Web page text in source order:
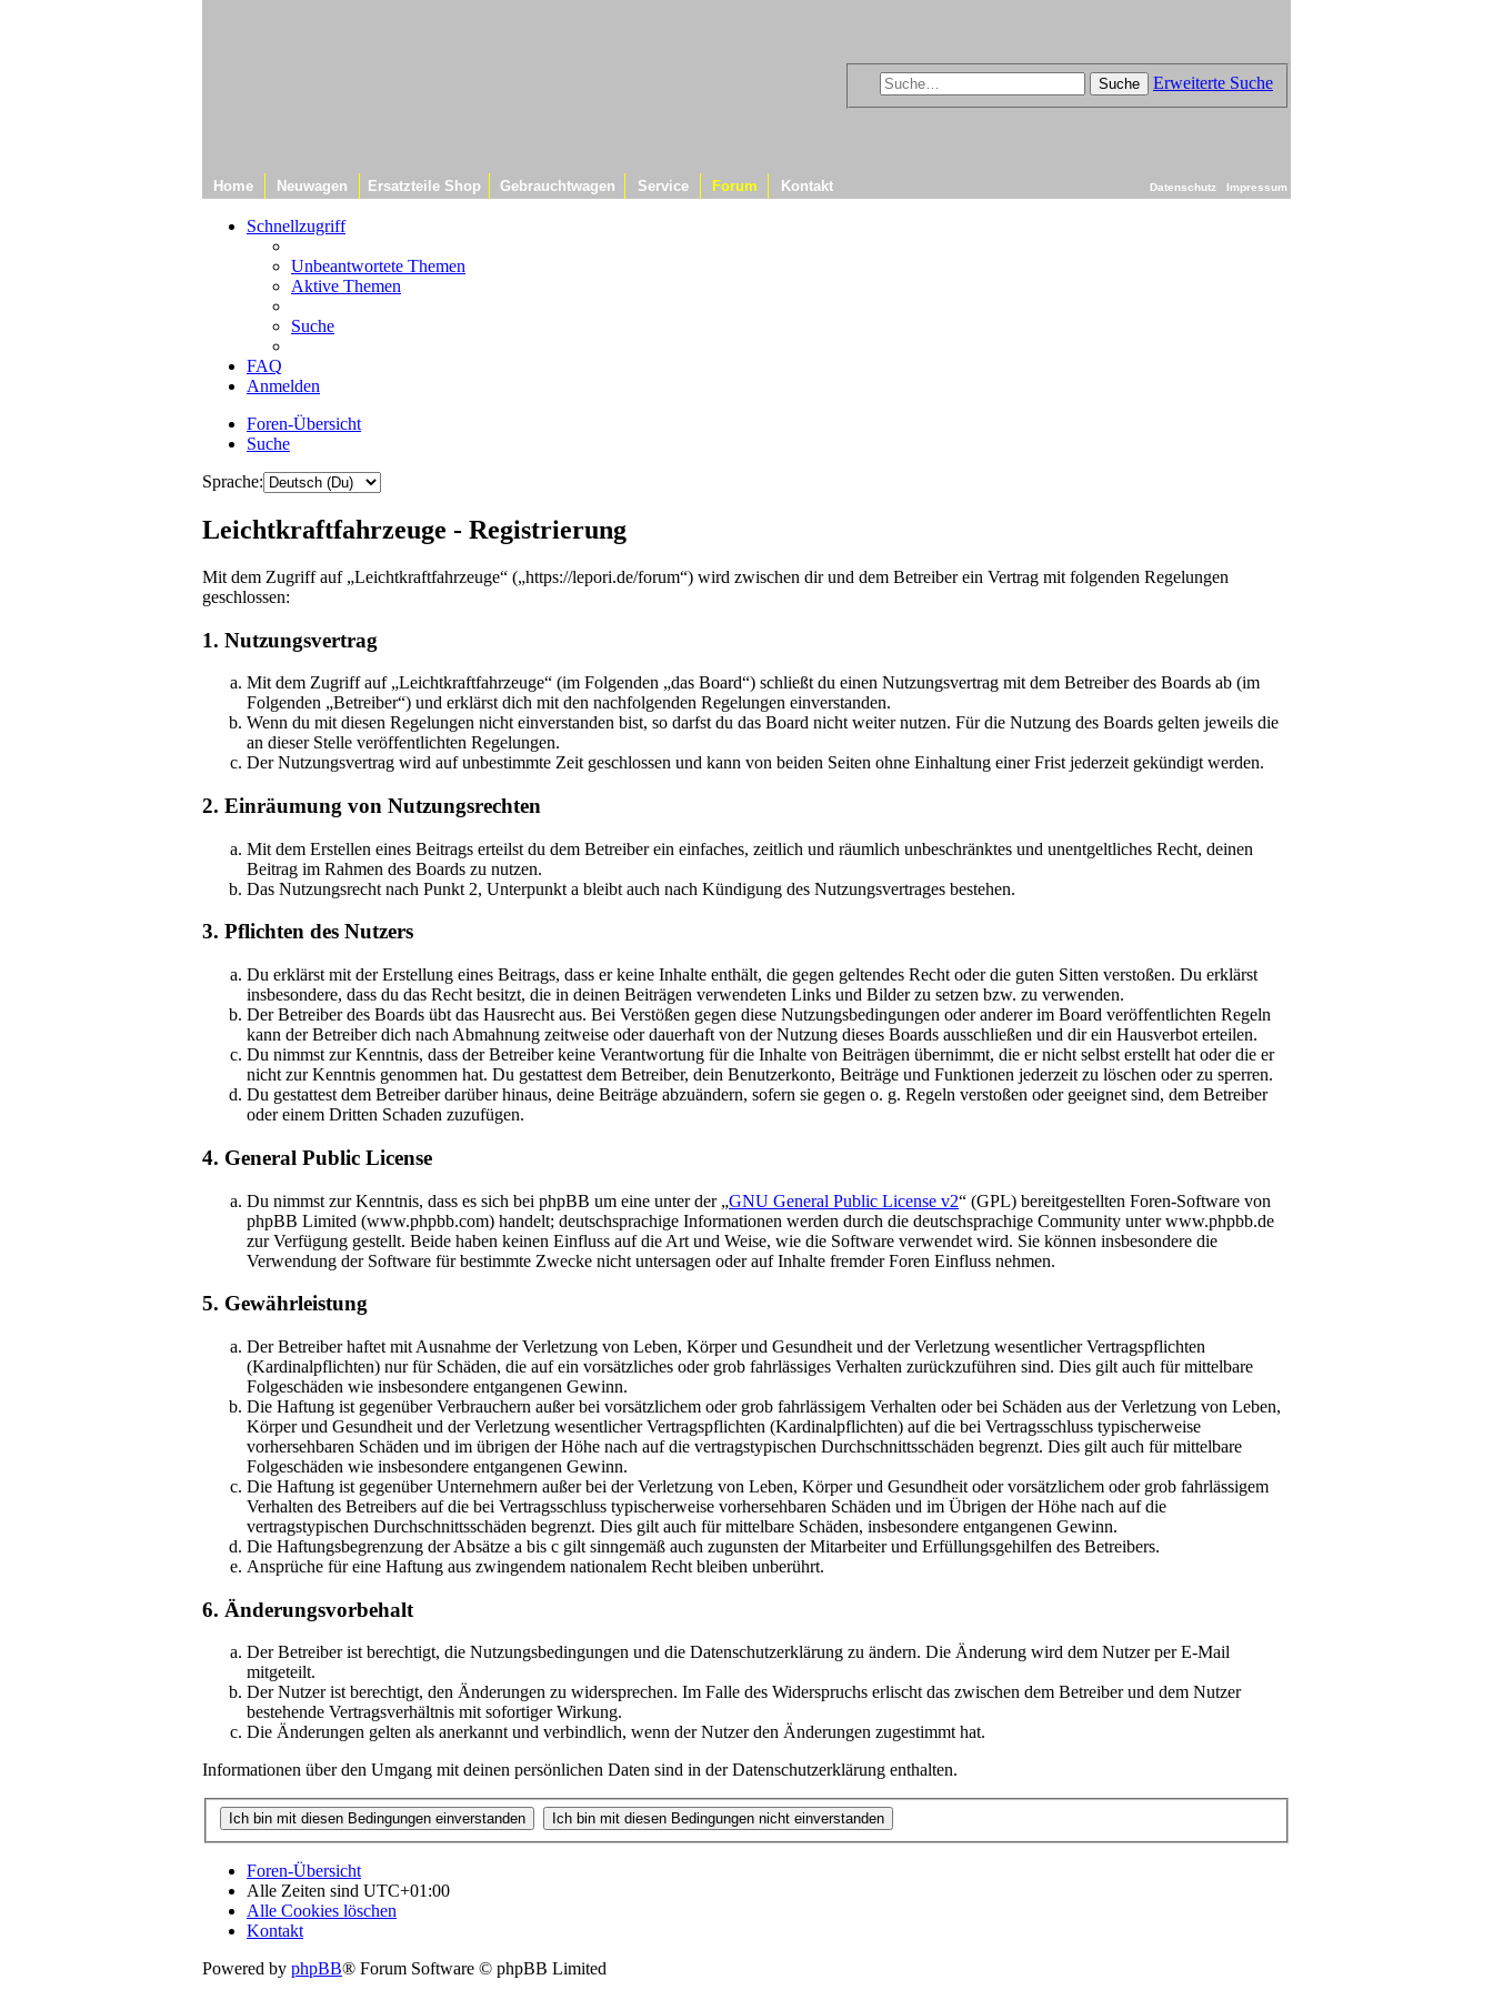
Suche Erweiterte Suche
Home Neuwagen Ersatzteile Shop Gebrauchtwagen Service Forum Kontakt Datenschutz Impressum
Schnellzugriff
Unbeantwortete Themen
Aktive Themen
Suche
FAQ
Anmelden
Foren-Übersicht
Suche
Sprache:
Leichtkraftfahrzeuge - Registrierung
Mit dem Zugriff auf „Leichtkraftfahrzeuge“ („https://lepori.de/forum“) wird zwischen dir und dem Betreiber ein Vertrag mit folgenden Regelungen
geschlossen:
1. Nutzungsvertrag
Mit dem Zugriff auf „Leichtkraftfahrzeuge“ (im Folgenden „das Board“) schließt du einen Nutzungsvertrag mit dem Betreiber des Boards ab (im
Folgenden „Betreiber“) und erklärst dich mit den nachfolgenden Regelungen einverstanden.
Wenn du mit diesen Regelungen nicht einverstanden bist, so darfst du das Board nicht weiter nutzen. Für die Nutzung des Boards gelten jeweils die
an dieser Stelle veröffentlichten Regelungen.
Der Nutzungsvertrag wird auf unbestimmte Zeit geschlossen und kann von beiden Seiten ohne Einhaltung einer Frist jederzeit gekündigt werden.
2. Einräumung von Nutzungsrechten
Mit dem Erstellen eines Beitrags erteilst du dem Betreiber ein einfaches, zeitlich und räumlich unbeschränktes und unentgeltliches Recht, deinen
Beitrag im Rahmen des Boards zu nutzen.
Das Nutzungsrecht nach Punkt 2, Unterpunkt a bleibt auch nach Kündigung des Nutzungsvertrages bestehen.
3. Pflichten des Nutzers
Du erklärst mit der Erstellung eines Beitrags, dass er keine Inhalte enthält, die gegen geltendes Recht oder die guten Sitten verstoßen. Du erklärst
insbesondere, dass du das Recht besitzt, die in deinen Beiträgen verwendeten Links und Bilder zu setzen bzw. zu verwenden.
Der Betreiber des Boards übt das Hausrecht aus. Bei Verstößen gegen diese Nutzungsbedingungen oder anderer im Board veröffentlichten Regeln
kann der Betreiber dich nach Abmahnung zeitweise oder dauerhaft von der Nutzung dieses Boards ausschließen und dir ein Hausverbot erteilen.
Du nimmst zur Kenntnis, dass der Betreiber keine Verantwortung für die Inhalte von Beiträgen übernimmt, die er nicht selbst erstellt hat oder die er
nicht zur Kenntnis genommen hat. Du gestattest dem Betreiber, dein Benutzerkonto, Beiträge und Funktionen jederzeit zu löschen oder zu sperren.
Du gestattest dem Betreiber darüber hinaus, deine Beiträge abzuändern, sofern sie gegen o. g. Regeln verstoßen oder geeignet sind, dem Betreiber
oder einem Dritten Schaden zuzufügen.
4. General Public License
Du nimmst zur Kenntnis, dass es sich bei phpBB um eine unter der „GNU General Public License v2“ (GPL) bereitgestellten Foren-Software von
phpBB Limited (www.phpbb.com) handelt; deutschsprachige Informationen werden durch die deutschsprachige Community unter www.phpbb.de
zur Verfügung gestellt. Beide haben keinen Einfluss auf die Art und Weise, wie die Software verwendet wird. Sie können insbesondere die
Verwendung der Software für bestimmte Zwecke nicht untersagen oder auf Inhalte fremder Foren Einfluss nehmen.
5. Gewährleistung
Der Betreiber haftet mit Ausnahme der Verletzung von Leben, Körper und Gesundheit und der Verletzung wesentlicher Vertragspflichten
(Kardinalpflichten) nur für Schäden, die auf ein vorsätzliches oder grob fahrlässiges Verhalten zurückzuführen sind. Dies gilt auch für mittelbare
Folgeschäden wie insbesondere entgangenen Gewinn.
Die Haftung ist gegenüber Verbrauchern außer bei vorsätzlichem oder grob fahrlässigem Verhalten oder bei Schäden aus der Verletzung von Leben,
Körper und Gesundheit und der Verletzung wesentlicher Vertragspflichten (Kardinalpflichten) auf die bei Vertragsschluss typischerweise
vorhersehbaren Schäden und im übrigen der Höhe nach auf die vertragstypischen Durchschnittsschäden begrenzt. Dies gilt auch für mittelbare
Folgeschäden wie insbesondere entgangenen Gewinn.
Die Haftung ist gegenüber Unternehmern außer bei der Verletzung von Leben, Körper und Gesundheit oder vorsätzlichem oder grob fahrlässigem
Verhalten des Betreibers auf die bei Vertragsschluss typischerweise vorhersehbaren Schäden und im Übrigen der Höhe nach auf die
vertragstypischen Durchschnittsschäden begrenzt. Dies gilt auch für mittelbare Schäden, insbesondere entgangenen Gewinn.
Die Haftungsbegrenzung der Absätze a bis c gilt sinngemäß auch zugunsten der Mitarbeiter und Erfüllungsgehilfen des Betreibers.
Ansprüche für eine Haftung aus zwingendem nationalem Recht bleiben unberührt.
6. Änderungsvorbehalt
Der Betreiber ist berechtigt, die Nutzungsbedingungen und die Datenschutzerklärung zu ändern. Die Änderung wird dem Nutzer per E-Mail
mitgeteilt.
Der Nutzer ist berechtigt, den Änderungen zu widersprechen. Im Falle des Widerspruchs erlischt das zwischen dem Betreiber und dem Nutzer
bestehende Vertragsverhältnis mit sofortiger Wirkung.
Die Änderungen gelten als anerkannt und verbindlich, wenn der Nutzer den Änderungen zugestimmt hat.
Informationen über den Umgang mit deinen persönlichen Daten sind in der Datenschutzerklärung enthalten.
Foren-Übersicht
Alle Zeiten sind UTC+01:00
Alle Cookies löschen
Kontakt
Powered by phpBB® Forum Software © phpBB Limited